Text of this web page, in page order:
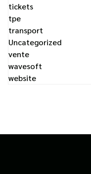
tickets
tpe
transport
Uncategorized
vente
wavesoft
website